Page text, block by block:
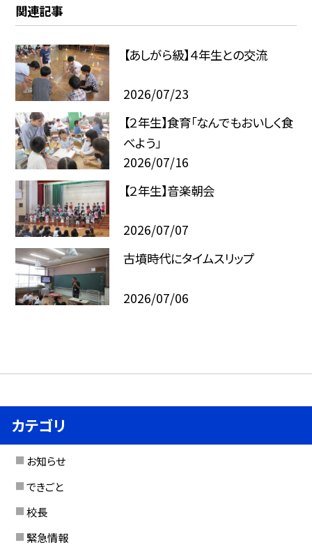
関連記事
【あしがら級】４年生との交流
2026/07/23
【２年生】食育「なんでもおいしく食
べよう」
2026/07/16
【２年生】音楽朝会
2026/07/07
古墳時代にタイムスリップ
2026/07/06
カテゴリ
お知らせ
できごと
校長
緊急情報